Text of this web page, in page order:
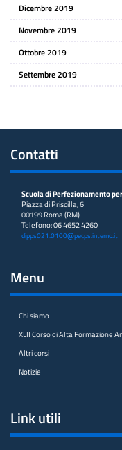
Dicembre 2019
Novembre 2019
Ottobre 2019
Settembre 2019
Contatti
Scuola di Perfezionamento
Piazza di Priscilla, 6
00199 Roma (RM)
Telefono: 06 4652 4260
dipps021.0100@pecps.interno.it
Menu
Chi siamo
XLII Corso di Alta Formazione
Altri corsi
Notizie
Link utili